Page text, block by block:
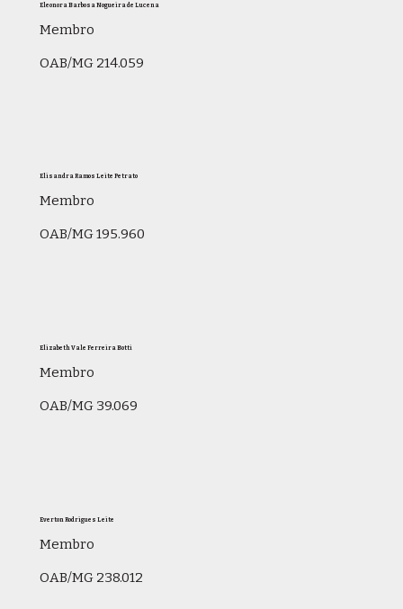
Eleonora Barbosa Nogueira de Lucena
Membro
OAB/MG 214.059
Elisandra Ramos Leite Petrato
Membro
OAB/MG 195.960
Elizabeth Vale Ferreira Botti
Membro
OAB/MG 39.069
Everton Rodrigues Leite
Membro
OAB/MG 238.012